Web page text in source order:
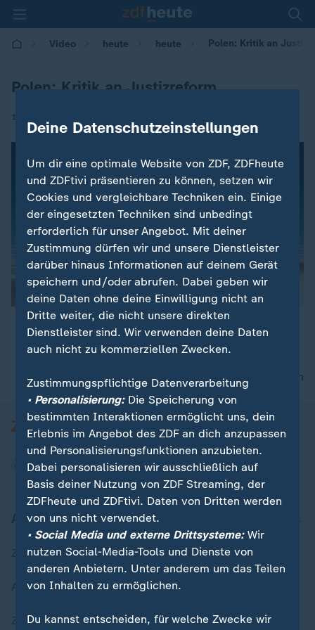
Video heute heute Polen: Kritik an
Polen: Kritik an Justizreform
19.07.2017 | 09:16
00:06
nach oben
Aktuell bei ZDFheute
Zuletzt veröffentlicht
Aktuelle Sendungs-Videos
ZDFheute Stories
Deine Datenschutzeinstellungen
Um dir eine optimale Website von ZDF, ZDFheute
und ZDFtivi präsentieren zu können, setzen wir
Cookies und vergleichbare Techniken ein. Einige
der eingesetzten Techniken sind unbedingt
erforderlich für unser Angebot. Mit deiner
Zustimmung dürfen wir und unsere Dienstleister
darüber hinaus Informationen auf deinem Gerät
speichern und/oder abrufen. Dabei geben wir
deine Daten ohne deine Einwilligung nicht an
Dritte weiter, die nicht unsere direkten
Dienstleister sind. Wir verwenden deine Daten
auch nicht zu kommerziellen Zwecken.
Zustimmungspflichtige Datenverarbeitung
• Personalisierung:Die Speicherung von
bestimmten Interaktionen ermöglicht uns, dein
Erlebnis im Angebot des ZDF an dich anzupassen
und Personalisierungsfunktionen anzubieten.
Dabei personalisieren wir ausschließlich auf
Basis deiner Nutzung von ZDF Streaming, der
ZDFheute und ZDFtivi. Daten von Dritten werden
von uns nicht verwendet.
• Social Media und externe Drittsysteme:Wir
nutzen Social-Media-Tools und Dienste von
anderen Anbietern. Unter anderem um das Teilen
von Inhalten zu ermöglichen.
Du kannst entscheiden, für welche Zwecke wir